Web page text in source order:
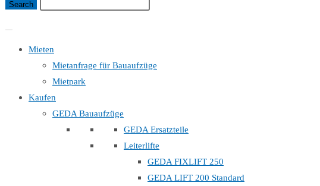
Mieten
Mietanfrage für Bauaufzüge
Mietpark
Kaufen
GEDA Bauaufzüge
GEDA Ersatzteile
Leiterlifte
GEDA FIXLIFT 250
GEDA LIFT 200 Standard